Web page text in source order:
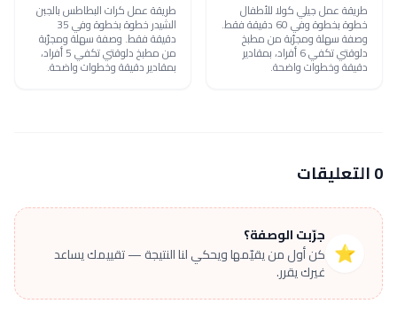
طريقة عمل جيلي كولا للأطفال
خطوة بخطوة وفي 60 دقيقة فقط.
وصفة سهلة ومجرّبة من مطبخ
دلوقتي تكفي 6 أفراد، بمقادير
دقيقة وخطوات واضحة.
طريقة عمل كرات البطاطس بالجبن
الشيدر خطوة بخطوة وفي 35
دقيقة فقط. وصفة سهلة ومجرّبة
من مطبخ دلوقتي تكفي 5 أفراد،
بمقادير دقيقة وخطوات واضحة.
0 التعليقات
⭐
جرّبت الوصفة؟
كن أول من يقيّمها ويحكي لنا النتيجة — تقييمك يساعد
غيرك يقرر.